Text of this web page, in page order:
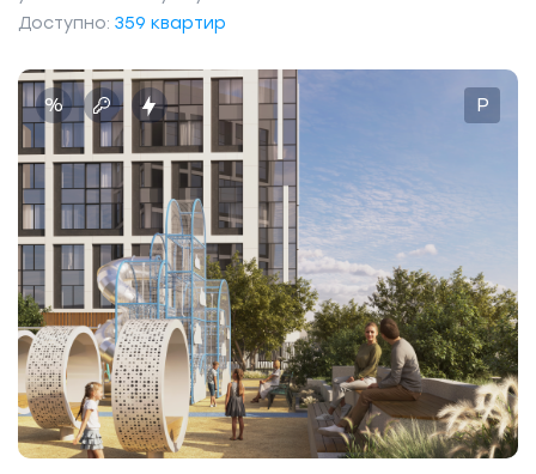
Доступно: 359 квартир
% P